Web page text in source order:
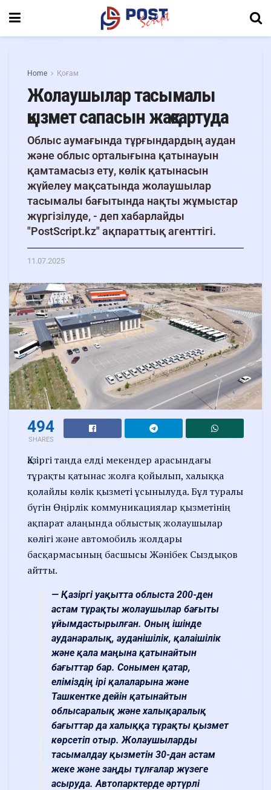
Home Қоғам
Жолаушылар тасымалы
қызмет сапасын жақсартуда
Облыс аумағында тұрғындардың аудан
және облыс орталығына қатынауын
қамтамасыз ету, көлік қатынасын
жүйелеу мақсатында жолаушылар
тасымалы бағытында нақты жұмыстар
жүргізілуде, - деп хабарлайды
"PostScript.kz" ақпараттық агенттігі.
11.07.2025
494
SHARES
Қазіргі таңда елді мекендер арасындағы
тұрақты қатынас жолға қойылып, халыққа
қолайлы көлік қызметі ұсынылуда. Бұл туралы
бүгін Өңірлік коммуникациялар қызметінің
ақпарат алаңында облыстық жолаушылар
көлігі және автомобиль жолдары
басқармасының басшысы Жәнібек Сыздықов
айтты.
— Қазіргі уақытта облыста 200-ден
астам тұрақты жолаушылар бағыты
ұйымдастырылған. Оның ішінде
ауданаралық, ауданішілік, қалаішілік
және қала маңына қатынайтын
бағыттар бар. Сонымен қатар,
еліміздің ірі қалаларына және
Ташкентке дейін қатынайтын
облысаралық және халықаралық
бағыттар да халыққа тұрақты қызмет
көрсетіп отыр. Жолаушыларды
тасымалдау қызметін 30-дан астам
жеке және заңды тұлғалар жүзеге
асыруда. Автопарктерде әртүрлі